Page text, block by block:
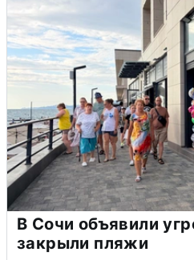
В Сочи объявили
закрыли пляжи